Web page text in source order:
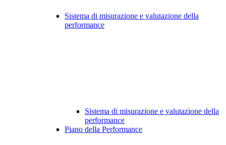
Sistema di misurazione e valutazione della
performance
Sistema di misurazione e valutazione della
performance
Piano della Performance